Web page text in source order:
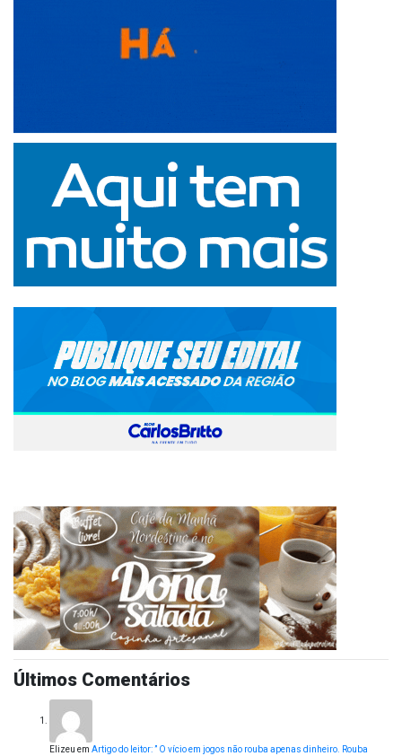
Últimos Comentários
Elizeu em Artigo do leitor: ” O vício em jogos não rouba apenas dinheiro. Rouba